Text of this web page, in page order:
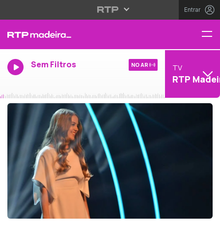
Entrar
Sem Filtros NO AR TV
RTP